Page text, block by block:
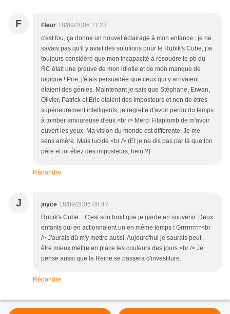
F Fleur 18/09/2006 11:23
c'est fou, ça donne un nouvel éclairage à mon enfance : je ne
savais pas qu'il y avait des solutions pour le Rubik's Cube, j'ai
toujours considéré que mon incapacité à résoudre le pb du
RC était une preuve de mon idiotie et de mon manque de
logique ! Pire, j'étais persuadée que ceux qui y arrivaient
étaient des génies. Maintenant je sais que Stéphane, Erwan,
Olivier, Patrick et Eric étaient des imposteurs et non de êtres
supérieurement intelligents, je regrette d'avoir perdu du temps
à tomber amoureuse d'eux.<br /> Merci Filaplomb de m'avoir
ouvert les yeux. Ma vision du monde est différente. Je me
sens amère. Mais lucide.<br /> (Et je ne dis pas par là que ton
père et toi étiez des imposteurs, hein ?)
Répondre
J joyce 18/09/2006 08:47
Rubik's Cube... C'est son bruit que je garde en souvenir. Deux
enfants qui en actionnaient un en même temps ! Grrrrrrrrrr<br
/> J'aurais dû m'y mettre aussi. Aujourd'hui je saurais peut-
être mieux mettre en place les couleurs des jours.<br /> Je
pense aussi que la Reine se passera d'investiture.
Répondre